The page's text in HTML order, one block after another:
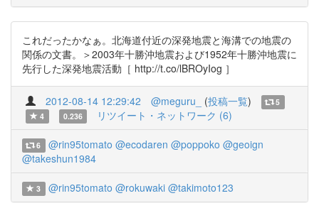
これだったかなぁ。北海道付近の深発地震と海溝での地震の
関係の文書。＞2003年十勝沖地震および1952年十勝沖地震に
先行した深発地震活動［ http://t.co/lBROyIog ］
2012-08-14 12:29:42 @meguru_ (投稿一覧)
5
4
0.236 リツイート・ネットワーク (6)
6 @rin95tomato @ecodaren @poppoko @geoign
@takeshun1984
3 @rin95tomato @rokuwaki @takimoto123